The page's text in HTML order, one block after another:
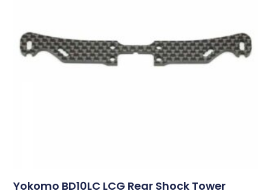
Yokomo BD10LC LCG Rear Shock Tower